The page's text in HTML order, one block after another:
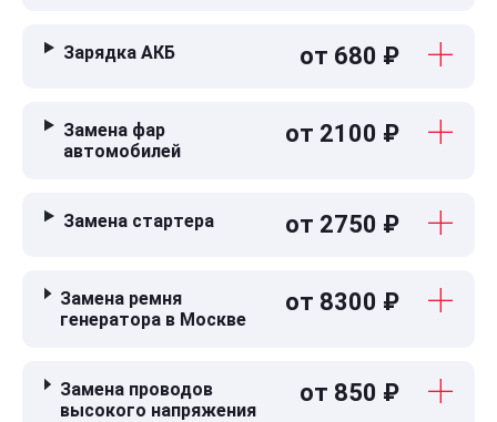
Зарядка АКБ от 680 ₽
Замена фар
автомобилей
от 2100 ₽
Замена стартера от 2750 ₽
Замена ремня
генератора в Москве
от 8300 ₽
Замена проводов
высокого напряжения
от 850 ₽